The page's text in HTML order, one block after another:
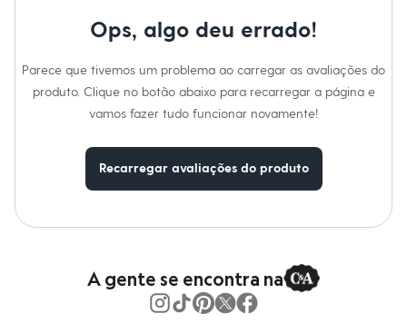
Roupas
Bermudas
Camisas
Casacos e Jaquetas
Bolsas e Mochilas
Chapéus e Bonés
Ops, algo deu errado!
Parece que tivemos um problema ao carregar as avaliações do
produto. Clique no botão abaixo para recarregar a página e
vamos fazer tudo funcionar novamente!
Recarregar avaliações do produto
A gente se encontra na